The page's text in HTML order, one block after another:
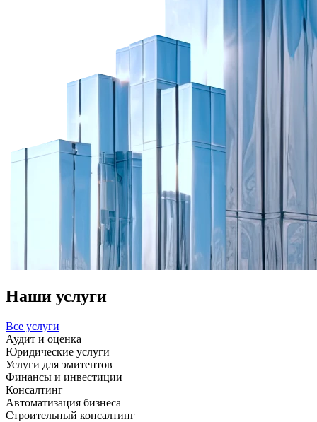
Наши услуги
Все услуги
Аудит и оценка
Юридические услуги
Услуги для эмитентов
Финансы и инвестиции
Консалтинг
Автоматизация бизнеса
Строительный консалтинг